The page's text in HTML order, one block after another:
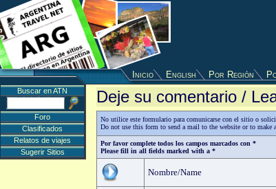
Inicio English Por Región
Deje su comentario /
No utilice este formulario para comunicarse con el sitio o
Do not use this form to send a mail to the website or to
Por favor complete todos los campos marcados con *
Please fill in all fields marked with a *
Nombre/Name
Buscar en ATN
Foro
Clasificados
Relatos de viajes
Sugerir Sitios